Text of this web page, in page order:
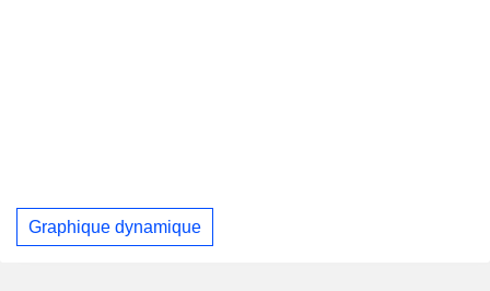
Graphique dynamique